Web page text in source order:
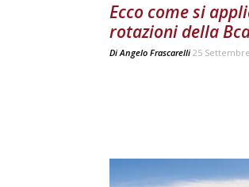
Ecco come si
rotazioni della
DiAngelo Frascarelli 25